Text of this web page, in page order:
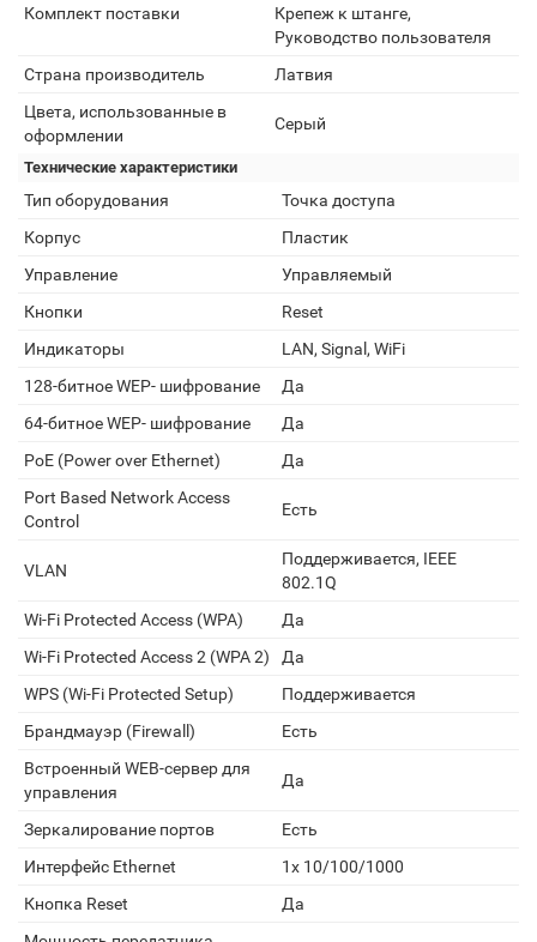
Комплект поставки
Крепеж к штанге,
Руководство пользователя
Страна производитель
Латвия
Цвета, использованные в
оформлении
Серый
Технические характеристики
Тип оборудования
Точка доступа
Корпус
Пластик
Управление
Управляемый
Кнопки
Reset
Индикаторы
LAN, Signal, WiFi
128-битное WEP- шифрование
Да
64-битное WEP- шифрование
Да
PoE (Power over Ethernet)
Да
Port Based Network Access
Control
Есть
VLAN
Поддерживается, IEEE
802.1Q
Wi-Fi Protected Access (WPA)
Да
Wi-Fi Protected Access 2 (WPA 2)
Да
WPS (Wi-Fi Protected Setup)
Поддерживается
Брандмауэр (Firewall)
Есть
Встроенный WEB-сервер для
управления
Да
Зеркалирование портов
Есть
Интерфейс Ethernet
1x 10/100/1000
Кнопка Reset
Да